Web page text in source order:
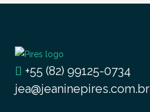
+55 (82) 99125-0734
jea@jeaninepires.com.br